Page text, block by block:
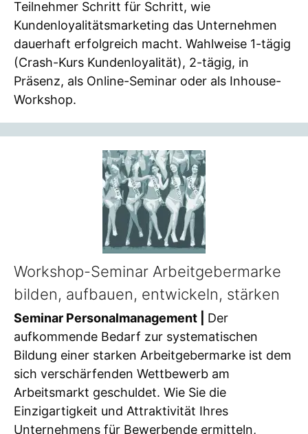
Teilnehmer Schritt für Schritt, wie
Kundenloyalitätsmarketing das Unternehmen
dauerhaft erfolgreich macht. Wahlweise 1-tägig
(Crash-Kurs Kundenloyalität), 2-tägig, in
Präsenz, als Online-Seminar oder als Inhouse-
Workshop.
Workshop-Seminar Arbeitgebermarke
bilden, aufbauen, entwickeln, stärken
Seminar Personalmanagement | Der
aufkommende Bedarf zur systematischen
Bildung einer starken Arbeitgebermarke ist dem
sich verschärfenden Wettbewerb am
Arbeitsmarkt geschuldet. Wie Sie die
Einzigartigkeit und Attraktivität Ihres
Unternehmens für Bewerbende ermitteln,